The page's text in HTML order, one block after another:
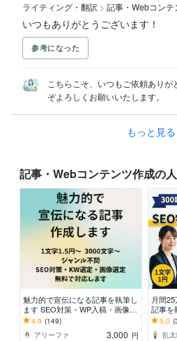
ライティング・翻訳 > 記事・Webコンテ
いつもありがとうございます！
参考になった
こちらこそ、いつもご依頼あり
ぞよろしくお願いいたします。
もっと見る
記事・Webコンテンツ作成の
魅力的で宣伝になる記事を執筆し
ます SEO対策・WP入稿・画像選
定無料・ジャンル不問
4.9 (149)
アリーファ
3,000 円
月間
記事を
価格！
字数自
5.0